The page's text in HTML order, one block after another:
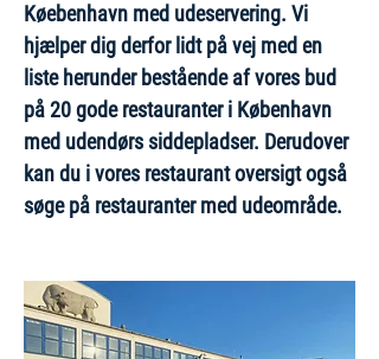
Køebenhavn med udeservering. Vi
hjælper dig derfor lidt på vej med en
liste herunder bestående af vores bud
på 20 gode restauranter i København
med udendørs siddepladser. Derudover
kan du i vores restaurant oversigt også
søge på restauranter med udeområde.